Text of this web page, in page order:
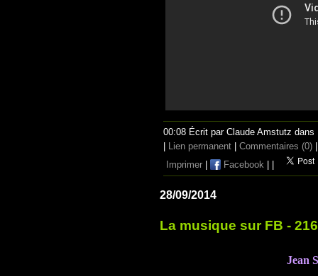
00:08 Écrit par Claude Amstutz dans
Lien permanent Commentaires (0)
Imprimer
Facebook
28/09/2014
La musique sur FB -
Jean